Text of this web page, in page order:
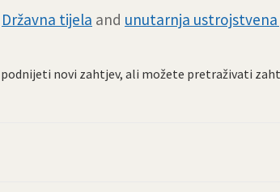
Državna tijela and unutarnja ustrojstvena
novi zahtjev, ali možete pretraživati